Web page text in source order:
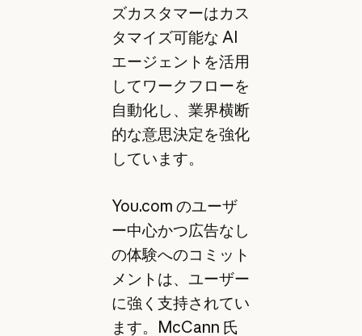
ズカスタマーはカス
タマイズ可能な AI
エージェントを活用
してワークフローを
自動化し、業界横断
的な意思決定を強化
しています。
You.com のユーザ
ー中心かつ広告なし
の体験へのコミット
メントは、ユーザー
に強く支持されてい
ます。McCann 氏